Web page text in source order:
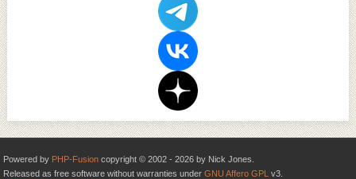
Powered by PHP-Fusion copyright © 2002 - 2026 by Nick Jones.
Released as free software without warranties under GNU Affero GPL v3.